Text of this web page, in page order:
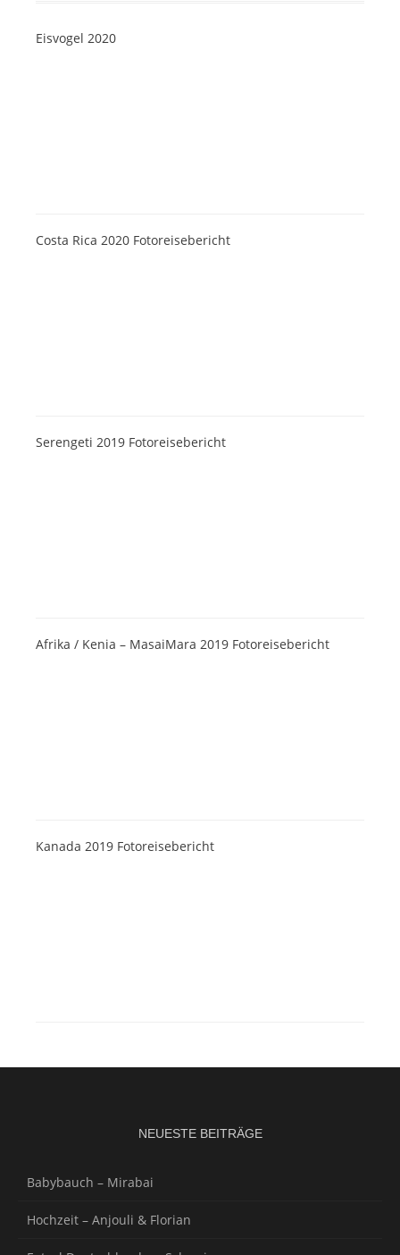
Eisvogel 2020
Costa Rica 2020 Fotoreisebericht
Serengeti 2019 Fotoreisebericht
Afrika / Kenia – MasaiMara 2019 Fotoreisebericht
Kanada 2019 Fotoreisebericht
NEUESTE BEITRÄGE
Babybauch – Mirabai
Hochzeit – Anjouli & Florian